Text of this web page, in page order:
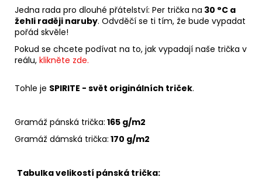
Jedna rada pro dlouhé přátelství: Per trička na 30 °C a
žehli raději naruby. Odvděčí se ti tím, že bude vypadat
pořád skvěle!
Pokud se chcete podívat na to, jak vypadají naše trička v
reálu, klikněte zde.
Tohle je SPIRITE - svět originálních triček.
Gramáž pánská trička: 165 g/m2
Gramáž dámská trička: 170 g/m2
Tabulka velikostí pánská trička: